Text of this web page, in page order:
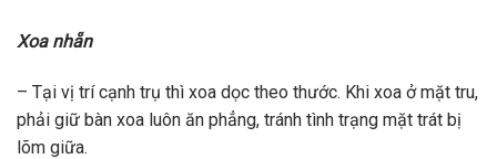
Xoa nhẵn
– Tại vị trí cạnh trụ thì xoa dọc theo thước. Khi xoa ở mặt tru,
phải giữ bàn xoa luôn ăn phẳng, tránh tình trạng mặt trát bị
lõm giữa.